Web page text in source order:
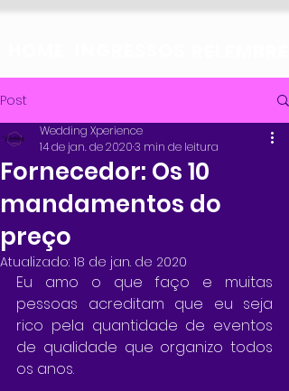
Post
Fornecedor: Os 10
mandamentos do
preço
Wedding Xperience
14 de jan. de 20203 min de leitura
Atualizado: 18 de jan. de 2020
Eu amo o que faço e muitas
pessoas acreditam que eu seja
rico pela quantidade de eventos
de qualidade que organizo todos
os anos.